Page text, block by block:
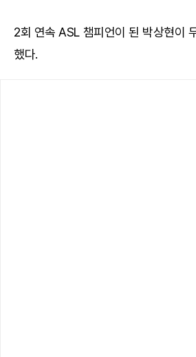
2회 연속 ASL 챔피언이 된 박상현이
했다.